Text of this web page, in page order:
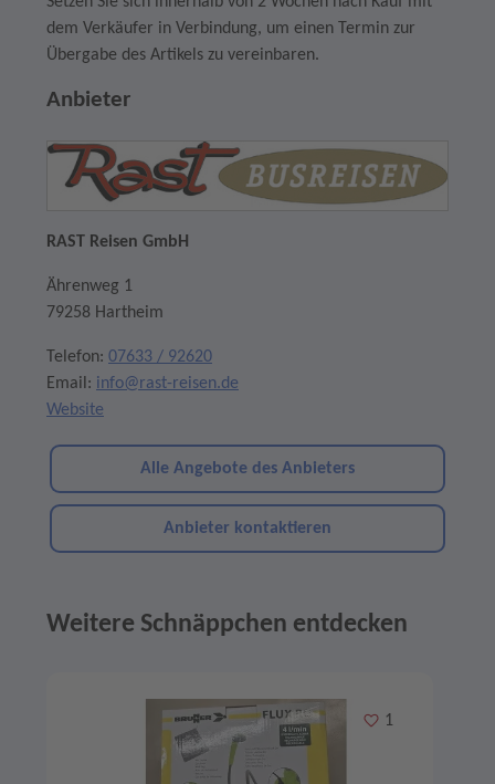
dem Verkäufer in Verbindung, um einen Termin zur
Übergabe des Artikels zu vereinbaren.
Anbieter
RAST Reisen GmbH
Ährenweg 1
79258 Hartheim
Telefon: 07633 / 92620
Email: info@rast-reisen.de
Website
Alle Angebote des Anbieters
Anbieter kontaktieren
Weitere Schnäppchen entdecken
Merken
1